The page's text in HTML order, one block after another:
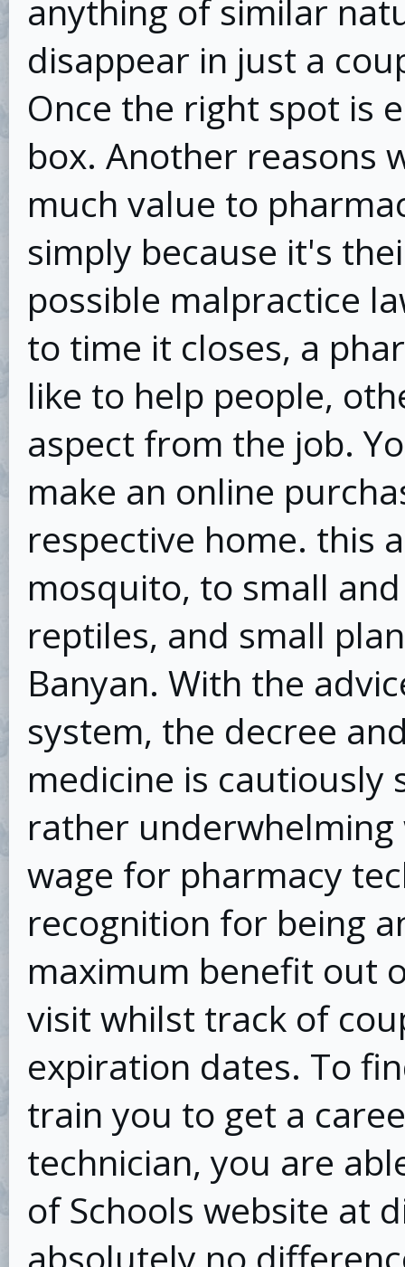
anything of similar
disappear in just a
Once the right spot is
box. Another reasons
much value to
simply because it's
possible malpractice
to time it closes, a
like to help people,
aspect from the job.
make an online
respective home. this
mosquito, to small
reptiles, and small
Banyan. With the
system, the decree
medicine is cautiously
rather
wage for pharmacy
recognition for being
maximum benefit out
visit whilst track of
expiration dates. To
train you to get a
technician, you are
of Schools website at